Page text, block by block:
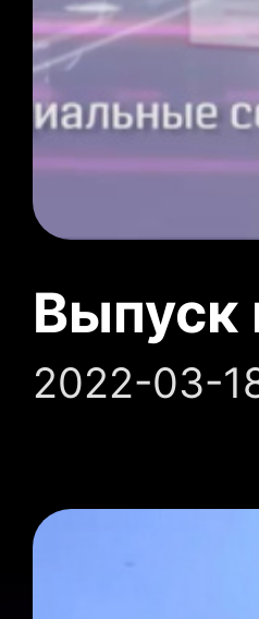
Выпуск
2022-03-